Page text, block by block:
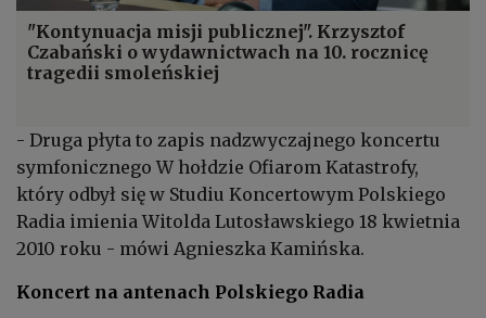
"Kontynuacja misji publicznej". Krzysztof
Czabański o wydawnictwach na 10. rocznicę
tragedii smoleńskiej
- Druga płyta to zapis nadzwyczajnego koncertu
symfonicznego W hołdzie Ofiarom Katastrofy,
który odbył się w Studiu Koncertowym Polskiego
Radia imienia Witolda Lutosławskiego 18 kwietnia
2010 roku - mówi Agnieszka Kamińska.
Koncert na antenach Polskiego Radia